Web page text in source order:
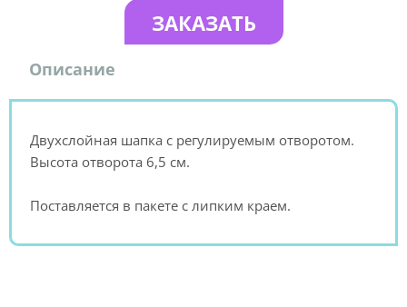
ЗАКАЗАТЬ
Описание
Двухслойная шапка с регулируемым отворотом.
Высота отворота 6,5 см.
Поставляется в пакете с липким краем.